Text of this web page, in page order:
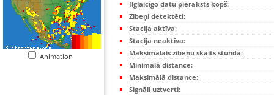
Animation
Ilglaicīgo datu pieraksts kopš:
Zibeņi detektēti:
Stacija aktīva:
Stacija neaktīva:
Maksimālais zibeņu skaits stundā:
Minimālā distance:
Maksimālā distance:
Signāli uztverti: